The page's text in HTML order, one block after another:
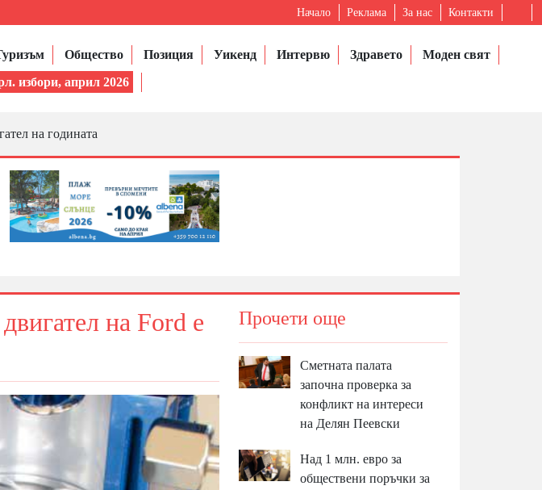
Начало Реклама За нас Контакти
Общество Позиция Уикенд Интервю Здравето
Моден свят
избори, април 2026
на годината
на Ford е
Прочети още
Сметната палата
започна проверка за
конфликт на интереси
на Делян Пеевски
Над 1 млн. евро за
обществени поръчки за